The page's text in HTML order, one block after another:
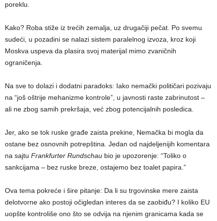
poreklu.
Kako? Roba stiže iz trećih zemalja, uz drugačiji pečat. Po svemu
sudeći, u pozadini se nalazi sistem paralelnog izvoza, kroz koji
Moskva uspeva da plasira svoj materijal mimo zvaničnih
ograničenja.
Na sve to dolazi i dodatni paradoks: Iako nemački političari pozivaju
na “još oštrije mehanizme kontrole”, u javnosti raste zabrinutost –
ali ne zbog samih prekršaja, već zbog potencijalnih posledica.
Jer, ako se tok ruske građe zaista prekine, Nemačka bi mogla da
ostane bez osnovnih potrepština. Jedan od najdeljenijih komentara
na sajtu Frankfurter Rundschau bio je upozorenje: “Toliko o
sankcijama – bez ruske breze, ostajemo bez toalet papira.”
Ova tema pokreće i šire pitanje: Da li su trgovinske mere zaista
delotvorne ako postoji očigledan interes da se zaobiđu? I koliko EU
uopšte kontroliše ono što se odvija na njenim granicama kada se